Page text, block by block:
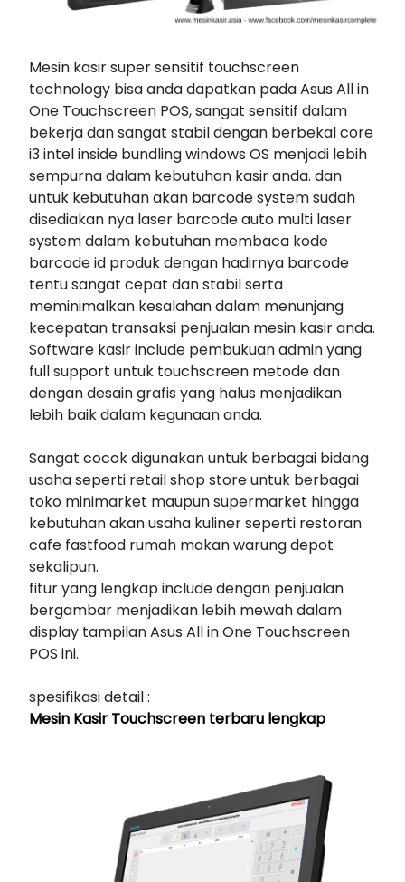
Mesin kasir super sensitif touchscreen
technology bisa anda dapatkan pada Asus All in
One Touchscreen POS, sangat sensitif dalam
bekerja dan sangat stabil dengan berbekal core
i3 intel inside bundling windows OS menjadi lebih
sempurna dalam kebutuhan kasir anda. dan
untuk kebutuhan akan barcode system sudah
disediakan nya laser barcode auto multi laser
system dalam kebutuhan membaca kode
barcode id produk dengan hadirnya barcode
tentu sangat cepat dan stabil serta
meminimalkan kesalahan dalam menunjang
kecepatan transaksi penjualan mesin kasir anda.
Software kasir include pembukuan admin yang
full support untuk touchscreen metode dan
dengan desain grafis yang halus menjadikan
lebih baik dalam kegunaan anda.
Sangat cocok digunakan untuk berbagai bidang
usaha seperti retail shop store untuk berbagai
toko minimarket maupun supermarket hingga
kebutuhan akan usaha kuliner seperti restoran
cafe fastfood rumah makan warung depot
sekalipun.
fitur yang lengkap include dengan penjualan
bergambar menjadikan lebih mewah dalam
display tampilan Asus All in One Touchscreen
POS ini.
spesifikasi detail :
Mesin Kasir Touchscreen terbaru lengkap